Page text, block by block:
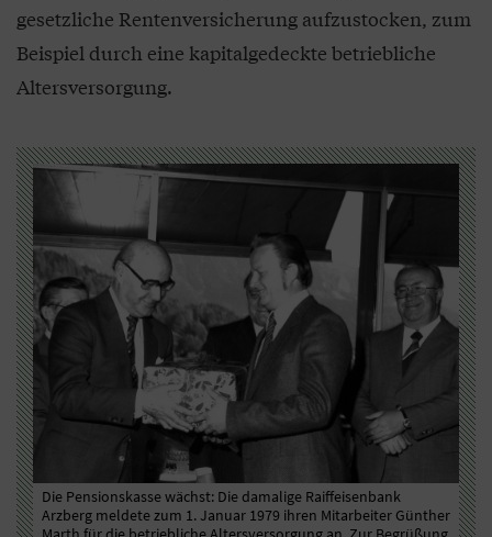
gesetzliche Rentenversicherung aufzustocken, zum
Beispiel durch eine kapitalgedeckte betriebliche
Altersversorgung.
Die Pensionskasse wächst: Die damalige Raiffeisenbank
Arzberg meldete zum 1. Januar 1979 ihren Mitarbeiter Günther